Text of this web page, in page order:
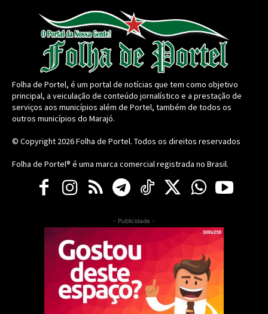
Folha de Portel, é um portal de notícias que tem como objetivo
principal, a veiculação de conteúdo jornalístico e a prestação de
serviços aos municípios além de Portel, também de todos os
outros municípios do Marajó.
© Copyright 2026Folha de Portel. Todos os direitos reservados
Folha de Portel® é uma marca comercial registrada no Brasil.
- Publicidade -